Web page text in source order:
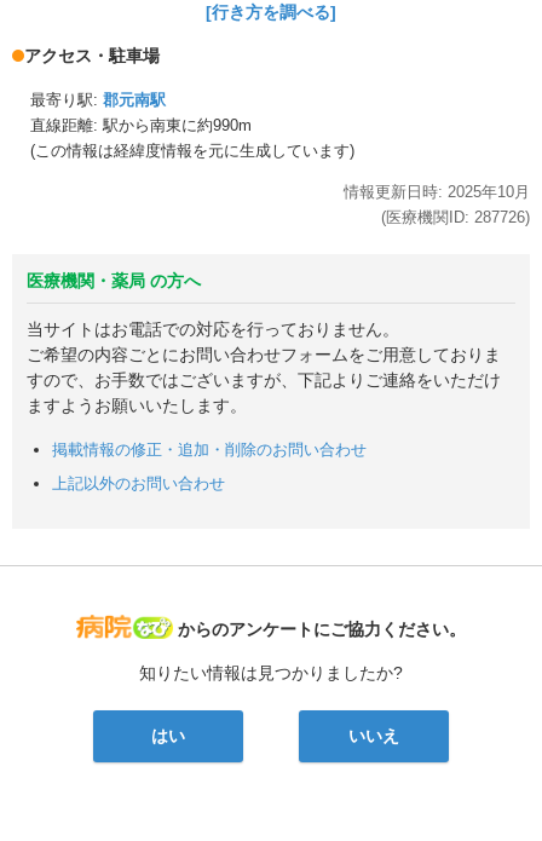
[行き方を調べる]
アクセス・駐車場
最寄り駅: 郡元南駅
直線距離: 駅から南東に約990m
(この情報は経緯度情報を元に生成しています)
情報更新日時: 2025年10月
(医療機関ID: 287726)
医療機関・薬局 の方へ
当サイトはお電話での対応を行っておりません。
ご希望の内容ごとにお問い合わせフォームをご用意しておりま
すので、お手数ではございますが、下記よりご連絡をいただけ
ますようお願いいたします。
掲載情報の修正・追加・削除のお問い合わせ
上記以外のお問い合わせ
病院なび
からのアンケートにご協力ください。
知りたい情報は見つかりましたか?
はい いいえ